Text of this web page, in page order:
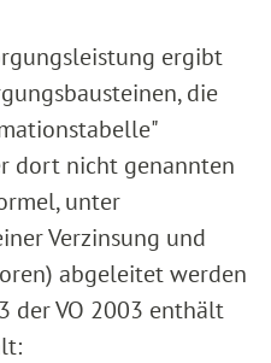
ergibt
die
dort nicht genannten
unter
Verzinsung und
abgeleitet werden
der VO 2003 enthält